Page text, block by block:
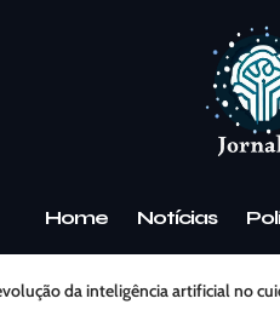
Home Notícias
da inteligência artificial no